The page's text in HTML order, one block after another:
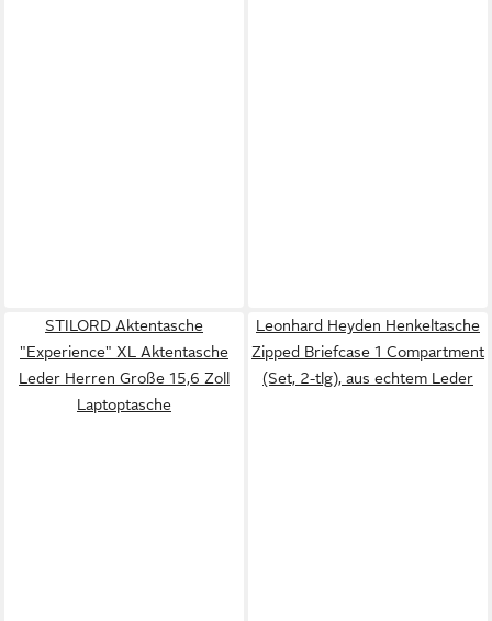
STILORD Aktentasche
"Experience" XL Aktentasche
Leder Herren Große 15,6 Zoll
Laptoptasche
Leonhard Heyden Henkeltasche
Zipped Briefcase 1 Compartment
(Set, 2-tlg), aus echtem Leder